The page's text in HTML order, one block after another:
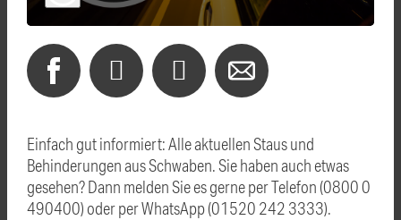
Einfach gut informiert: Alle aktuellen Staus und
Behinderungen aus Schwaben. Sie haben auch etwas
gesehen? Dann melden Sie es gerne per Telefon (0800 0
490400) oder per WhatsApp (01520 242 3333).